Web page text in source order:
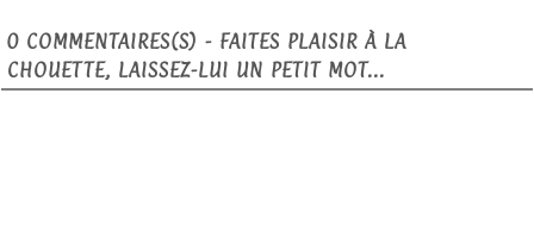
0 COMMENTAIRES(S) - FAITES PLAISIR À LA
CHOUETTE, LAISSEZ-LUI UN PETIT MOT...